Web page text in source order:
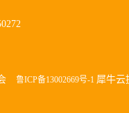
鲁ICP备13002669号-1 犀牛云